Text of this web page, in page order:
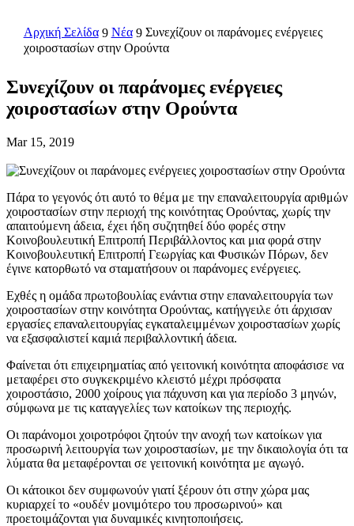
Αρχική Σελίδα 9 Νέα 9 Συνεχίζουν οι παράνομες ενέργειες
χοιροστασίων στην Ορούντα
Συνεχίζουν οι παράνομες ενέργειες
χοιροστασίων στην Ορούντα
Mar 15, 2019
Πάρα το γεγονός ότι αυτό το θέμα με την επαναλειτουργία αριθμών
χοιροστασίων στην περιοχή της κοινότητας Ορούντας, χωρίς την
απαιτούμενη άδεια, έχει ήδη συζητηθεί δύο φορές στην
Κοινοβουλευτική Επιτροπή Περιβάλλοντος και μια φορά στην
Κοινοβουλευτική Επιτροπή Γεωργίας και Φυσικών Πόρων, δεν
έγινε κατορθωτό να σταματήσουν οι παράνομες ενέργειες.
Εχθές η ομάδα πρωτοβουλίας ενάντια στην επαναλειτουργία των
χοιροστασίων στην κοινότητα Ορούντας, κατήγγειλε ότι άρχισαν
εργασίες επαναλειτουργίας εγκαταλειμμένων χοιροστασίων χωρίς
να εξασφαλιστεί καμιά περιβαλλοντική άδεια.
Φαίνεται ότι επιχειρηματίας από γειτονική κοινότητα αποφάσισε να
μεταφέρει στο συγκεκριμένο κλειστό μέχρι πρόσφατα
χοιροστάσιο, 2000 χοίρους για πάχυνση και για περίοδο 3 μηνών,
σύμφωνα με τις καταγγελίες των κατοίκων της περιοχής.
Οι παράνομοι χοιροτρόφοι ζητούν την ανοχή των κατοίκων για
προσωρινή λειτουργία των χοιροστασίων, με την δικαιολογία ότι τα
λύματα θα μεταφέρονται σε γειτονική κοινότητα με αγωγό.
Οι κάτοικοι δεν συμφωνούν γιατί ξέρουν ότι στην χώρα μας
κυριαρχεί το «ουδέν μονιμότερο του προσωρινού» και
προετοιμάζονται για δυναμικές κινητοποιήσεις.